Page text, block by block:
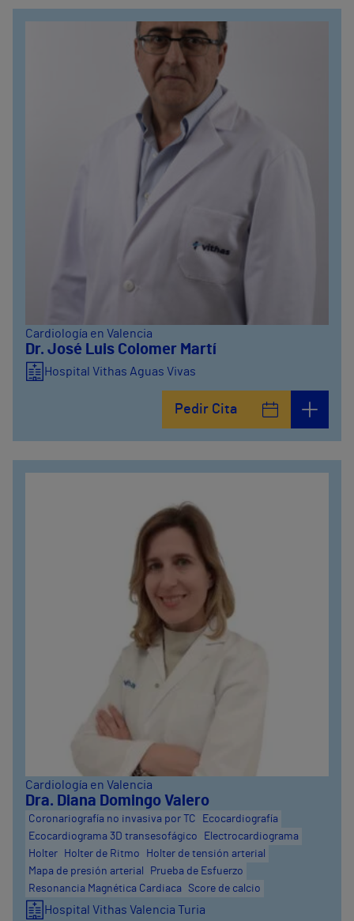
Cardiología en Valencia
Dr. José Luis Colomer Martí
Hospital Vithas Aguas Vivas
Pedir Cita
Cardiología en Valencia
Dra. Diana Domingo Valero
Coronariografía no invasiva por TC
Ecocardiografía
Ecocardiograma 3D transesofágico
Electrocardiograma
Holter
Holter de Ritmo
Holter de tensión arterial
Mapa de presión arterial
Prueba de Esfuerzo
Resonancia Magnética Cardiaca
Score de calcio
Hospital Vithas Valencia Turia